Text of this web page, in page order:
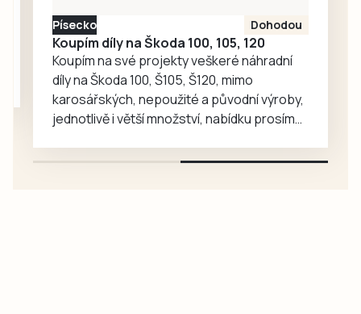
Písecko Dohodou
Koupím díly na Škoda 100, 105, 120
Koupím na své projekty veškeré náhradní
díly na Škoda 100, Š105, Š120, mimo
karosářských, nepoužité a původní výroby,
jednotlivě i větší množství, nabídku prosím